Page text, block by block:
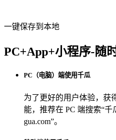
一键保存到本地
PC+App+小程序-随
PC（电脑）端使用千瓜
为了更好的用户体验，获
能，推荐在 PC 端搜索“千
gua.com”。